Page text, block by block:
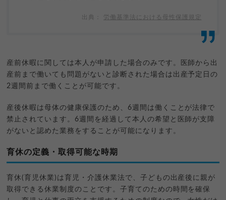
労働基準法における母性保護規定
産前休暇に関しては本人が申請した場合のみです。医師から出
産前まで働いても問題がないと診断された場合は出産予定日の
2週間前まで働くことが可能です。
産後休暇は母体の健康保護のため、6週間は働くことが法律で
禁止されています。6週間を経過して本人の希望と医師が支障
がないと認めた業務をすることが可能になります。
育休の定義・取得可能な時期
育休(育児休業)は育児・介護休業法で、子どもの出産後に親が
取得できる休業制度のことです。子育てのための時間を確保